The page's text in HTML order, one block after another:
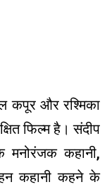
कपूर और रश्मिका
फिल्म है। संदीप
मनोरंजक कहानी,
कहानी कहने के